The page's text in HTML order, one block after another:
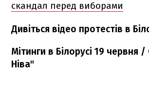
скандал перед виборами
Дивіться відео протестів в
Мітинги в Білорусі 19
Ніва"